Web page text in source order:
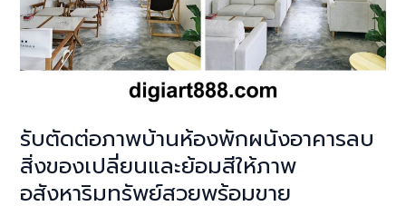
ให้
สวยงาม
เรียบ
หรู
ไป
โพสต์
ขาย
รับตัดต่อภาพบ้านห้องพักผนังอาคารลบ
สิ่งของเปลี่ยนและย้อมสีให้ภาพ
อสังหาริมทรัพย์สวยพร้อมขาย